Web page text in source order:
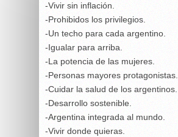
-Vivir sin inflación.
-Prohibidos los privilegios.
-Un techo para cada argentino.
-Igualar para arriba.
-La potencia de las mujeres.
-Personas mayores protagonistas.
-Cuidar la salud de los argentinos.
-Desarrollo sostenible.
-Argentina integrada al mundo.
-Vivir donde quieras.